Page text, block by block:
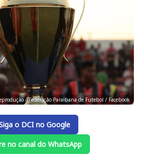
/ Federação Paraibana de Futebol / Facebook
o DCI no Google
no canal do WhatsApp